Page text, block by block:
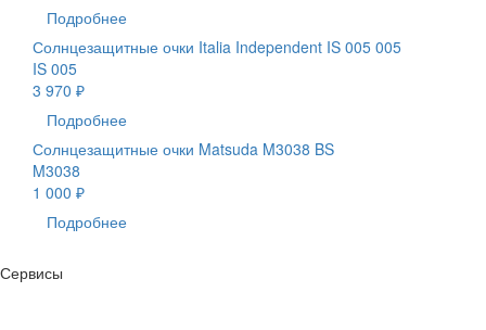
Подробнее
Солнцезащитные очки Italia Independent IS 005 005
IS 005
3 970 ₽
Подробнее
Солнцезащитные очки Matsuda M3038 BS
M3038
1 000 ₽
Подробнее
Сервисы